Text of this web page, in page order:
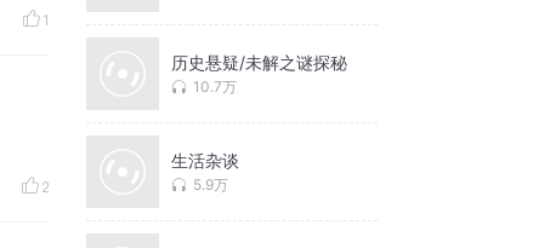
1
2
历史悬疑/未解之谜探秘
10.7万
生活杂谈
5.9万